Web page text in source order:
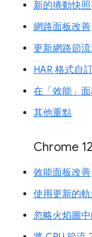
新的捲動快
網路面板改善
更新網路節
HAR 格式自
在「效能」
其他重點
Chrome
效能面板改善
使用更新的
忽略火焰圖